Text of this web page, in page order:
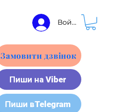
Пиши вTelegram
Пиши на Viber
Замовити дзвінок
Войти